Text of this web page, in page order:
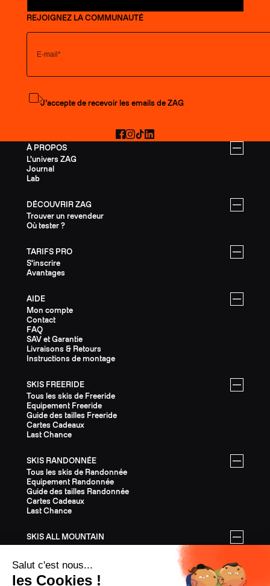
À PROPOS
L'univers ZAG
Journal
Lab
DÉCOUVRIR ZAG
Trouver un revendeur
Où tester ?
TARIFS PRO
S'inscrire
Avantages
AIDE
Mon compte
Contact
FAQ
SAV et Garantie
Livraisons & Retours
Instructions de montage
SKIS FREERIDE
Tous les skis de Freeride
Equipement Freeride
Guide des tailles Freeride
Cartes Cadeaux
Last Chance
SKIS RANDONNÉE
Tous les skis de Randonnée
Equipement Randonnée
Guide des tailles Randonnée
Cartes Cadeaux
Last Chance
SKIS ALL MOUNTAIN
Guide des tailles All Mountain
Cartes Cadeaux
REJOIGNEZ LA COMMUNAUTÉ
S'abonner à la newsletter
J’accepte de recevoir les emails de ZAG
Facebook
Instagram
TikTokLinkedIn